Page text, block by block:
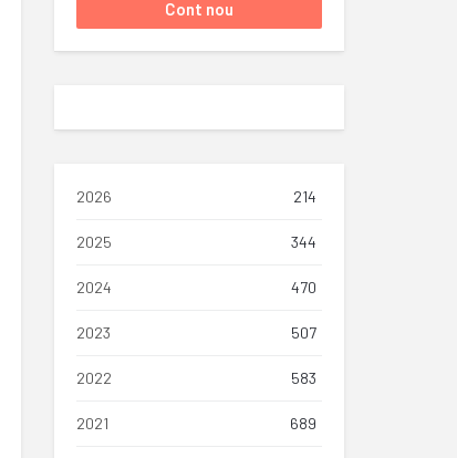
2026 214
2025 344
2024 470
2023 507
2022 583
2021 689